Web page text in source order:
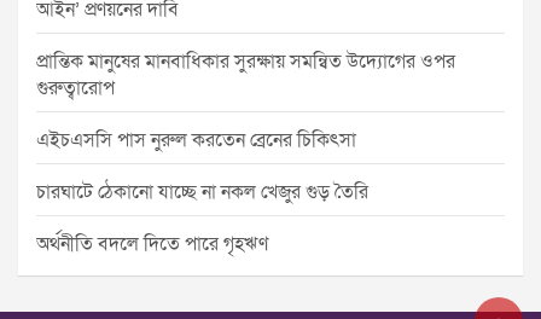
আইন’ প্রণয়নের দাবি
প্রান্তিক মানুষের মানবাধিকার সুরক্ষায় সমন্বিত উদ্যোগের ওপর
গুরুত্বারোপ
এইচএসসি পাস নুরুল করতেন ব্রেনের চিকিৎসা
চারঘাটে ঠেকানো যাচ্ছে না নকল খেজুর গুড় তৈরি
অর্থনীতি বদলে দিতে পারে গৃহঋণ